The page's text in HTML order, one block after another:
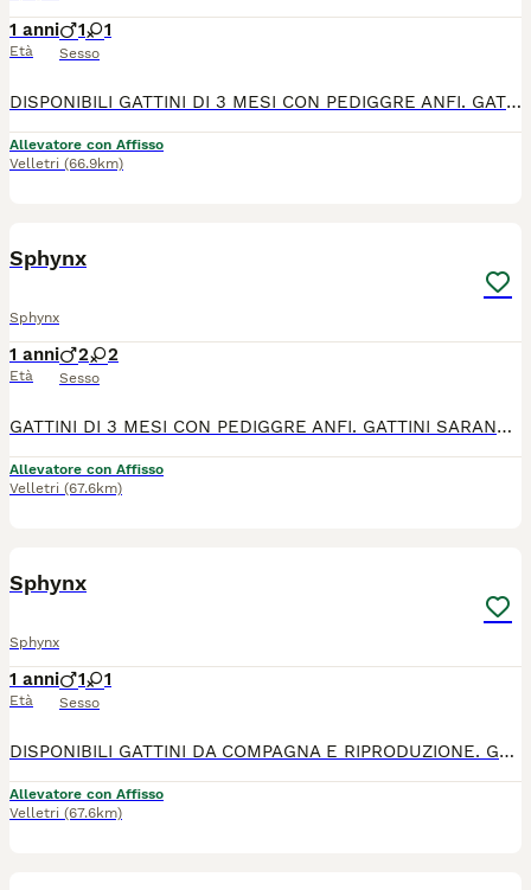
1 anni
Età
1 1
Sesso
DISPONIBILI GATTINI DI 3 MESI CON PEDIGGRE ANFI. GATTI SELEZIONATI.CEDO CON CONTRATTO DI CESSIONE, VACCINI, CERTIFICATO MEDICO SVERMINATTI,RICEVUTA, GENITORI-HCM,FELV,FIV-NEGATIVI INSTAGRAM. anubis_e_ade 389-0929233 GATTI VIVONO IN UN AMBIENTE SERENO
Allevatore con Affisso
Velletri (66.9km)
Sphynx
Sphynx
1 anni
Età
2 2
Sesso
GATTINI DI 3 MESI CON PEDIGGRE ANFI. GATTINI SARANNO CEDUTI CON CONTRATTO DI CESSIONE, RICEVUTA, VACCINI, CERTIFICATO MEDICO,SVERMINATI. GENITORI CAMPIONI-HCM, FELV, FIV-NEGATIVI PER INFO SOLO AL 389-0929233
Allevatore con Affisso
Velletri (67.6km)
Sphynx
Sphynx
1 anni
Età
1 1
Sesso
DISPONIBILI GATTINI DA COMPAGNA E RIPRODUZIONE. GATTINI SARANNO CEDUTI CON CONTRATTO DI CESSIONE, RICEVUTA,VACCINI, SVERMINATI, CERTIFICATO MEDICO. GENITORI-HCM, FELV, FIV-NEGATIVI PER INFO SOLO AL 389-0929233 GATTI SELEZIONATI
Allevatore con Affisso
Velletri (67.6km)